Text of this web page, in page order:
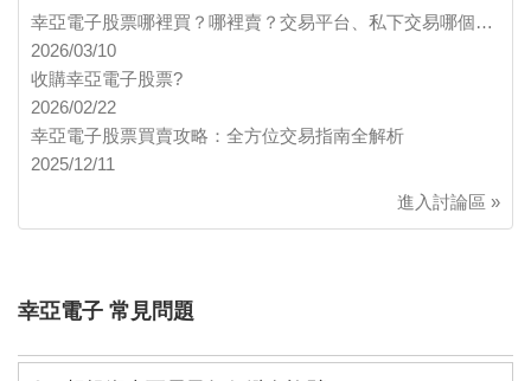
幸亞電子股票哪裡買？哪裡賣？交易平台、私下交易哪個…
2026/03/10
收購幸亞電子股票?
2026/02/22
幸亞電子股票買賣攻略：全方位交易指南全解析
2025/12/11
進入討論區 »
幸亞電子 常見問題